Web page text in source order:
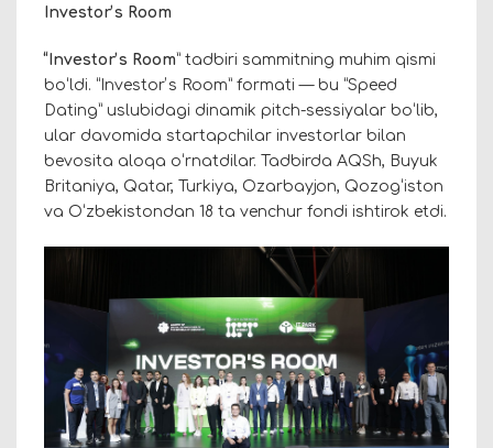
Investorʼs Room
“Investorʼs Room” tadbiri sammitning muhim qismi
boʻldi. “Investorʼs Room” formati — bu “Speed
Dating” uslubidagi dinamik pitch-sessiyalar boʻlib,
ular davomida startapchilar investorlar bilan
bevosita aloqa oʻrnatdilar. Tadbirda AQSh, Buyuk
Britaniya, Qatar, Turkiya, Ozarbayjon, Qozogʻiston
va Oʻzbekistondan 18 ta venchur fondi ishtirok etdi.